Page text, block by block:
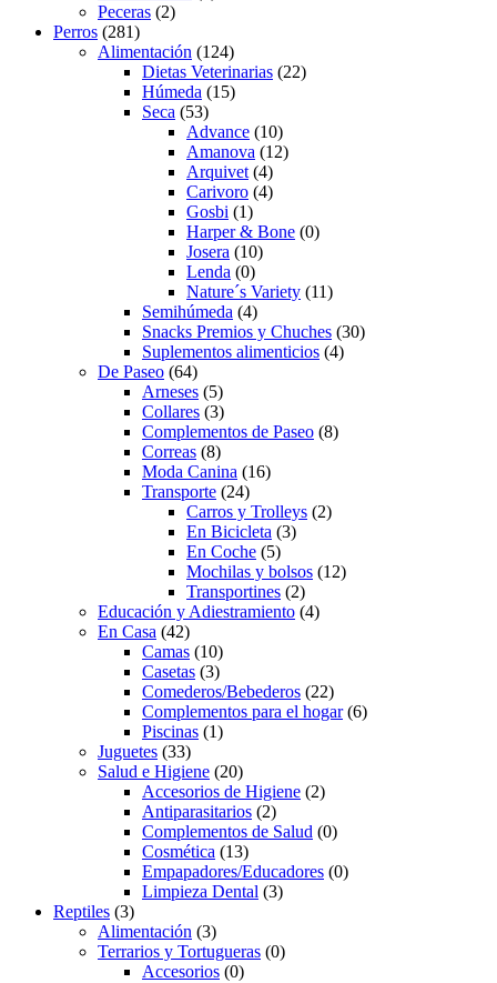
Peceras (2)
Perros (281)
Alimentación (124)
Dietas Veterinarias (22)
Húmeda (15)
Seca (53)
Advance (10)
Amanova (12)
Arquivet (4)
Carivoro (4)
Gosbi (1)
Harper & Bone (0)
Josera (10)
Lenda (0)
Nature´s Variety (11)
Semihúmeda (4)
Snacks Premios y Chuches (30)
Suplementos alimenticios (4)
De Paseo (64)
Arneses (5)
Collares (3)
Complementos de Paseo (8)
Correas (8)
Moda Canina (16)
Transporte (24)
Carros y Trolleys (2)
En Bicicleta (3)
En Coche (5)
Mochilas y bolsos (12)
Transportines (2)
Educación y Adiestramiento (4)
En Casa (42)
Camas (10)
Casetas (3)
Comederos/Bebederos (22)
Complementos para el hogar (6)
Piscinas (1)
Juguetes (33)
Salud e Higiene (20)
Accesorios de Higiene (2)
Antiparasitarios (2)
Complementos de Salud (0)
Cosmética (13)
Empapadores/Educadores (0)
Limpieza Dental (3)
Reptiles (3)
Alimentación (3)
Terrarios y Tortugueras (0)
Accesorios (0)